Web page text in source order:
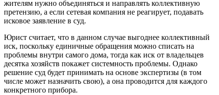
жителям нужно объединяться и направлять коллективную
претензию, а если сетевая компания не реагирует, подавать
исковое заявление в суд.
Юрист считает, что в данном случае выгоднее коллективный
иск, поскольку единичные обращения можно списать на
проблемы внутри самого дома, тогда как иск от владельцев
десятка хозяйств покажет системность проблемы. Однако
решение суд будет принимать на основе экспертизы (в том
числе может назначить свою), а она проводится для каждого
конкретного прибора.